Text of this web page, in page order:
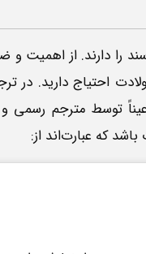
را دارند. از اهمیت و
احتیاج دارید. در
عیناً توسط مترجم
که عبارت‌اند از: